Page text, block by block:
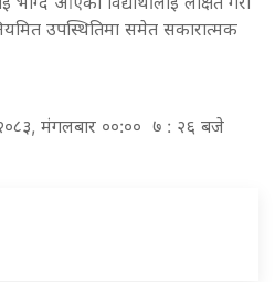
उपस्थितिमा समेत सकारात्मक
मंगलबार ००:०० ७ : २६ बजे